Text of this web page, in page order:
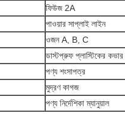
ফিউজ 2A
পাওয়ার সাপ্লাই লাইন
ওজন A, B, C
ডাস্টপ্রুফ প্লাস্টিকের কভার
পণ্য শংসাপত্র
মুদ্রণ কাগজ
পণ্য নির্দেশিকা ম্যানুয়াল